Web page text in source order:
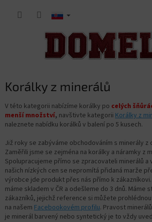
Korálky z minerálů
V této kategorii nabízíme korálky po celých
menší množství, navštivte kategorii Korálky z
naleznete nabídku korálků v balení po 5 kusech.
Již roky se zabýváme obchodováním s minerály z
Zaměřili jsme se zejména na korálky a náramky z
Spolupracujeme přímo se zpracovateli minerálů a
našich nízkých cen se nepromítá přidaná marže
výrobce jde produkt přes nás přímo k
máme skladem v ČR a odešleme do 3 dnů. Máme
zákazníků, jejichž reference si můžete
na našem Facebookovém profilu. Pravost
je minerál barvený nebo syntetický je to vždy